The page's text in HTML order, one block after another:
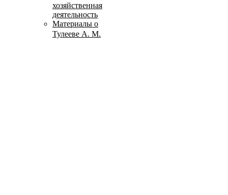
хозяйственная
деятельность
Материалы о
Тулееве А. М.